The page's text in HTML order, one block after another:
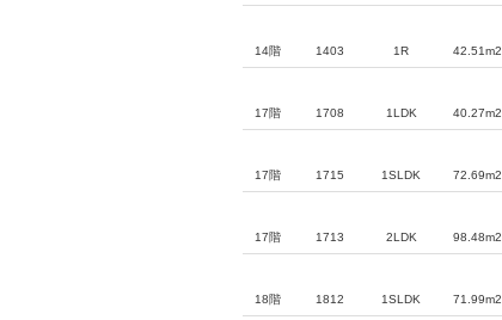
14階 1403 1R 42.51m2
17階 1708 1LDK 40.27m2
17階 1715 1SLDK 72.69m2
17階 1713 2LDK 98.48m2
18階 1812 1SLDK 71.99m2